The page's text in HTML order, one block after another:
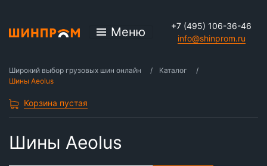
Меню
+7 (495) 106-36-46
info@shinprom.ru
Широкий выбор грузовых шин онлайн
Каталог
Шины Aeolus
Корзина пустая
Шины Aeolus